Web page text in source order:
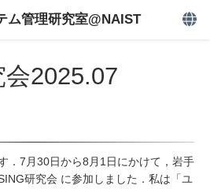
ム管理研究室@NAIST
2025.07
．7月30日から8月1日にかけて，岩手
研究会 に参加しました．私は「ユ